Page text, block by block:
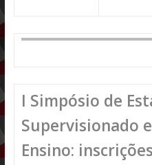
I Simpósio de
Supervisionado
Ensino: